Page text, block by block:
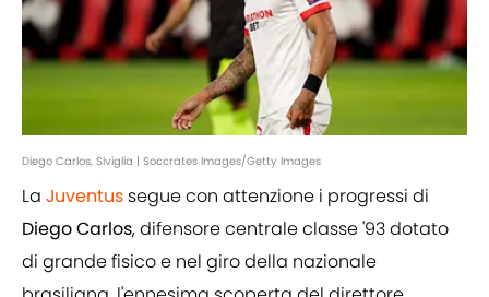
Diego Carlos, Siviglia | Soccrates Images/Getty Images
La Juventus segue con attenzione i progressi di
DiegoCarlos, difensore centrale classe '93 dotato
di grande fisico e nel giro della nazionale